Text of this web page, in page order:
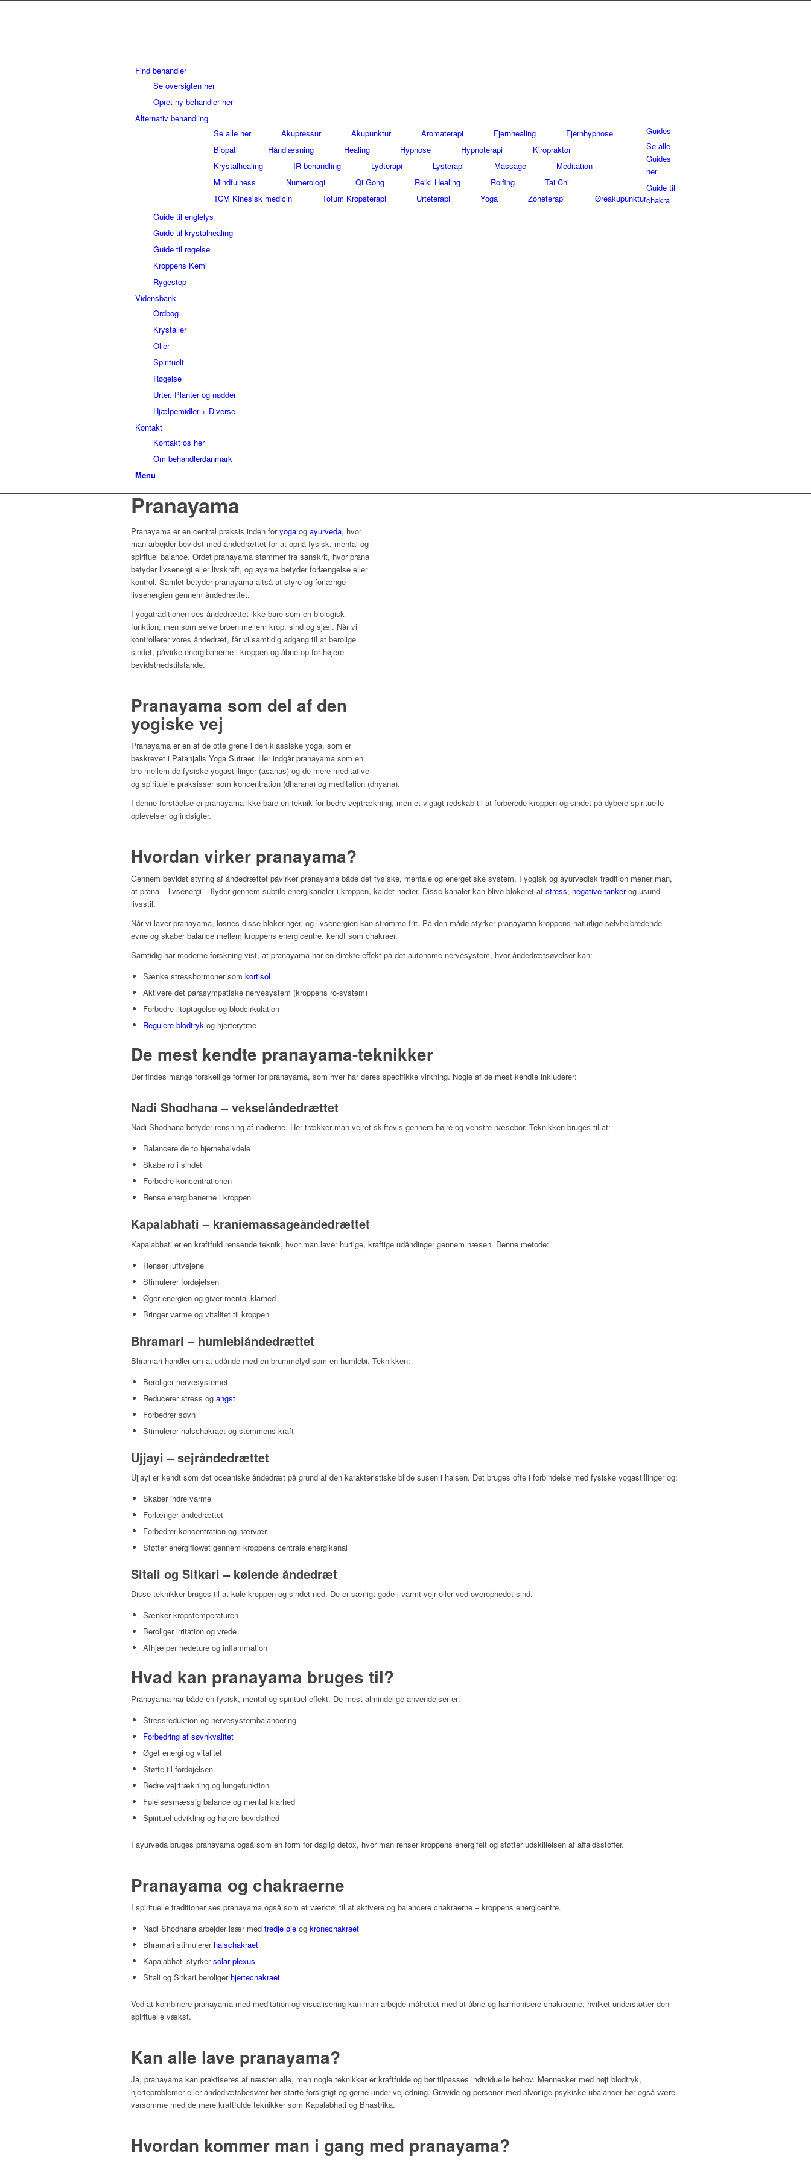
Find behandler
Se oversigten her
Opret ny behandler her
Alternativ behandling
Se alle her
Akupressur Akupunktur Aromaterapi Fjernhealing
Fjernhypnose
Biopati
Håndlæsning Healing Hypnose Hypnoterapi
Kiropraktor
Krystalhealing
IR behandling Lydterapi Lysterapi Massage
Meditation
Mindfulness
Numerologi Qi Gong Reiki Healing Rolfing
Tai Chi
TCM Kinesisk medicin
Totum Kropsterapi Urteterapi Yoga Zoneterapi Øreakupunktur
Guides
Se alle
Guides
her
Guide til
chakra
Guide til englelys
Guide til krystalhealing
Guide til røgelse
Kroppens Kemi
Rygestop
Vidensbank
Ordbog
Krystaller
Olier
Spirituelt
Røgelse
Urter, Planter og nødder
Hjælpemidler + Diverse
Kontakt
Kontakt os her
Om behandlerdanmark
Menu
Pranayama
Pranayama er en central praksis inden foryoga og ayurveda, hvor
man arbejder bevidst med åndedrættet for at opnå fysisk, mental og
spirituel balance. Ordet pranayama stammer fra sanskrit, hvor prana
betyder livsenergi eller livskraft, og ayama betyder forlængelse eller
kontrol. Samlet betyder pranayama altså at styre og forlænge
livsenergien gennem åndedrættet.
I yogatraditionen ses åndedrættet ikke bare som en biologisk
funktion, men som selve broen mellem krop, sind og sjæl. Når vi
kontrollerer vores åndedræt, får vi samtidig adgang til at berolige
sindet, påvirke energibanerne i kroppen og åbne op for højere
bevidsthedstilstande.
Pranayama som del af den
yogiske vej
Pranayama er en af de otte grene i den klassiske yoga, som er
beskrevet i Patanjalis Yoga Sutraer. Her indgår pranayama som en
bro mellem de fysiske yogastillinger (asanas) og de mere meditative
og spirituelle praksisser som koncentration (dharana) og meditation (dhyana).
I denne forståelse er pranayama ikke bare en teknik for bedre vejrtrækning, men et vigtigt redskab til at forberede kroppen og sindet på dybere spirituelle
oplevelser og indsigter.
Hvordan virker pranayama?
Gennem bevidst styring af åndedrættet påvirker pranayama både det fysiske, mentale og energetiske system. I yogisk og ayurvedisk tradition mener man,
at prana – livsenergi – flyder gennem subtile energikanaler i kroppen, kaldet nadier. Disse kanaler kan blive blokeret af stress, negative tankerog usund
livsstil.
Når vi laver pranayama, løsnes disse blokeringer, og livsenergien kan strømme frit. På den måde styrker pranayama kroppens naturlige selvhelbredende
evne og skaber balance mellem kroppens energicentre, kendt som chakraer.
Samtidig har moderne forskning vist, at pranayama har en direkte effekt på det autonome nervesystem, hvor åndedrætsøvelser kan:
Sænke stresshormoner som kortisol
Aktivere det parasympatiske nervesystem (kroppens ro-system)
Forbedre iltoptagelse og blodcirkulation
Regulere blodtryk og hjerterytme
De mest kendte pranayama-teknikker
Der findes mange forskellige former for pranayama, som hver har deres specifikke virkning. Nogle af de mest kendte inkluderer:
Nadi Shodhana – vekselåndedrættet
Nadi Shodhana betyder rensning af nadierne. Her trækker man vejret skiftevis gennem højre og venstre næsebor. Teknikken bruges til at:
Balancere de to hjernehalvdele
Skabe ro i sindet
Forbedre koncentrationen
Rense energibanerne i kroppen
Kapalabhati – kraniemassageåndedrættet
Kapalabhati er en kraftfuld rensende teknik, hvor man laver hurtige, kraftige udåndinger gennem næsen. Denne metode:
Renser luftvejene
Stimulerer fordøjelsen
Øger energien og giver mental klarhed
Bringer varme og vitalitet til kroppen
Bhramari – humlebiåndedrættet
Bhramari handler om at udånde med en brummelyd som en humlebi. Teknikken:
Beroliger nervesystemet
Reducerer stress og angst
Forbedrer søvn
Stimulerer halschakraet og stemmens kraft
Ujjayi – sejråndedrættet
Ujjayi er kendt som det oceaniske åndedræt på grund af den karakteristiske blide susen i halsen. Det bruges ofte i forbindelse med fysiske yogastillinger og:
Skaber indre varme
Forlænger åndedrættet
Forbedrer koncentration og nærvær
Støtter energiflowet gennem kroppens centrale energikanal
Sitali og Sitkari – kølende åndedræt
Disse teknikker bruges til at køle kroppen og sindet ned. De er særligt gode i varmt vejr eller ved overophedet sind.
Sænker kropstemperaturen
Beroliger irritation og vrede
Afhjælper hedeture og inflammation
Hvad kan pranayama bruges til?
Pranayama har både en fysisk, mental og spirituel effekt. De mest almindelige anvendelser er:
Stressreduktion og nervesystembalancering
Forbedring af søvnkvalitet
Øget energi og vitalitet
Støtte til fordøjelsen
Bedre vejrtrækning og lungefunktion
Følelsesmæssig balance og mental klarhed
Spirituel udvikling og højere bevidsthed
I ayurveda bruges pranayama også som en form for daglig detox, hvor man renser kroppens energifelt og støtter udskillelsen af affaldsstoffer.
Pranayama og chakraerne
I spirituelle traditioner ses pranayama også som et værktøj til at aktivere og balancere chakraerne – kroppens energicentre.
Nadi Shodhana arbejder især med tredje øje og kronechakraet
Bhramari stimulerer halschakraet
Kapalabhati styrkersolar plexus
Sitali og Sitkari beroliger hjertechakraet
Ved at kombinere pranayama med meditation og visualisering kan man arbejde målrettet med at åbne og harmonisere chakraerne, hvilket understøtter den
spirituelle vækst.
Kan alle lave pranayama?
Ja, pranayama kan praktiseres af næsten alle, men nogle teknikker er kraftfulde og bør tilpasses individuelle behov. Mennesker med højt blodtryk,
hjerteproblemer eller åndedrætsbesvær bør starte forsigtigt og gerne under vejledning. Gravide og personer med alvorlige psykiske ubalancer bør også være
varsomme med de mere kraftfulde teknikker som Kapalabhati og Bhastrika.
Hvordan kommer man i gang med pranayama?